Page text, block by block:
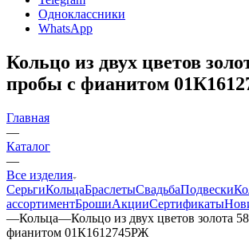
Одноклассники
WhatsApp
Кольцо из двух цветов
пробы с фианитом
Главная
—
Каталог
—
Все изделия
СерьгиКольцаБраслетыСвадьбаПодвески
ассортиментБрошиАкцииСертификаты
—Кольца—Кольцо из двух цветов золота
фианитом 01К1612745РЖ